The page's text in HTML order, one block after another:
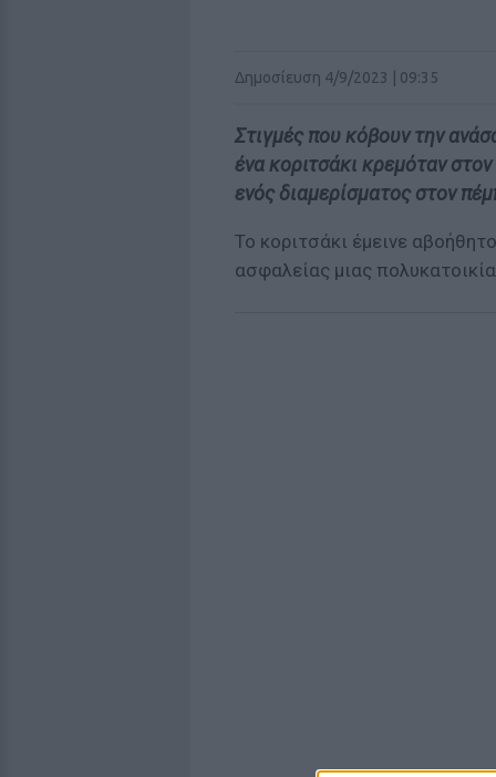
Δημοσίευση 4/9/2023 | 09:35
Στιγμές που κόβουν την
ένα κοριτσάκι κρεμόταν
ενός διαμερίσματος στον
Το κοριτσάκι έμεινε
ασφαλείας μιας